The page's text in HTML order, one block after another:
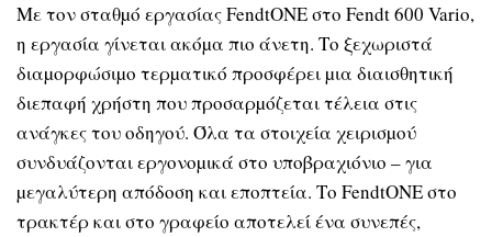
Με τον σταθµό εργασίας FendtONE στο Fendt 600 Vario,
η εργασία γίνεται ακόµα πιο άνετη. Το ξεχωριστά
διαµορφώσιµο τερµατικό προσφέρει µια διαισθητική
διεπαφή χρήστη που προσαρµόζεται τέλεια στις
ανάγκες του οδηγού. Όλα τα στοιχεία χειρισµού
συνδυάζονται εργονοµικά στο υποβραχιόνιο – για
µεγαλύτερη απόδοση και εποπτεία. Το FendtONE στο
τρακτέρ και στο γραφείο αποτελεί ένα συνεπές,